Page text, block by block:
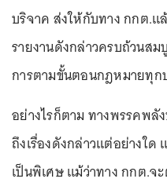
บริจาค ส่งให้กับทาง กกต.แ
รายงานดังกล่าวครบถ้วนส
การตามขั้นตอนกฎหมายทุก
อย่างไรก็ตาม ทางพรรคพลั
ถึงเรื่องดังกล่าวแต่อย่างใด
เป็นพิเศษ แม้ว่าทาง กกต.จ